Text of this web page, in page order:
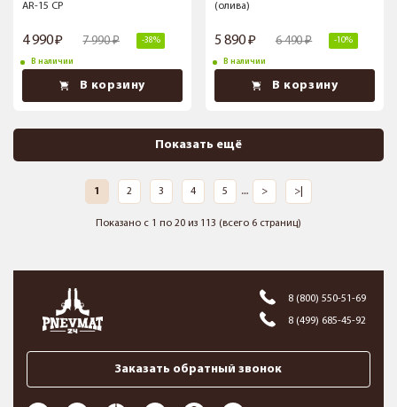
AR-15 СР
4 990 7 990 -38%
В наличии
В корзину
(олива)
5 890 6 490 -10%
В наличии
В корзину
Показать ещё
1 2 3 4 5 .... > >|
Показано с 1 по 20 из 113 (всего 6 страниц)
8 (800) 550-51-69
8 (499) 685-45-92
Заказать обратный звонок